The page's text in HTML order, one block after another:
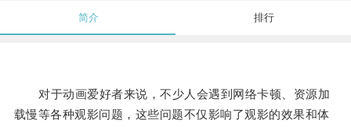
简介 排行
对于动画爱好者来说，不少人会遇到网络卡顿、资源加
载慢等各种观影问题，这些问题不仅影响了观影的效果和体